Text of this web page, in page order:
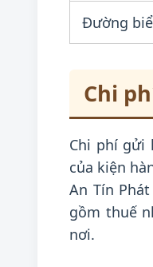
Đường
Chi
Chi phí gửi
của kiện
An Tín
gồm thuế
nơi.